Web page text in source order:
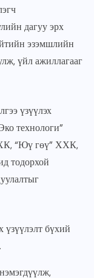
дагуу эрх
эзэмшлийн
үйл ажиллагааг
үзүүлэх
технологи”
“Юү гөү” ХХК,
тодорхой
үзүүлэлт бүхий